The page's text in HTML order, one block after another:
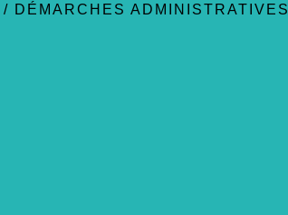
/ DÉMARCHES ADMINISTRATIVES